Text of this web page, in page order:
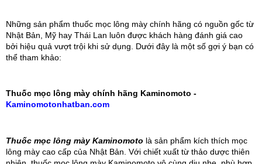
Những sản phẩm thuốc mọc lông mày chính hãng có nguồn gốc từ
Nhật Bản, Mỹ hay Thái Lan luôn được khách hàng đánh giá cao
bởi hiệu quả vượt trội khi sử dụng. Dưới đây là một số gợi ý bạn có
thể tham khảo:
Kaminomotonhatban.com
Thuốc mọc lông mày Kaminomoto là sản phẩm kích thích mọc
lông mày cao cấp của Nhật Bản. Với chiết xuất từ thảo dược thiên